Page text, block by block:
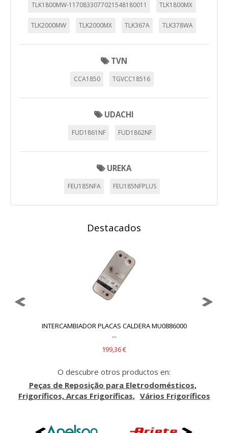
TLK1800MW-1170833077021548180011 TLK1800MX
TLK2000MW TLK2000MX TLK367A TLK378WA
TVN
CCA1850 TGVCC18516
UDACHI
FUD1861NF FUD1862NF
UREKA
FEU185NFA FEU185NFPLUS
Destacados
INTERCAMBIADOR PLACAS CALDERA MU0886000
...
199,36 €
O descubre otros productos en:
Peças de Reposição para Eletrodomésticos
Frigoríficos, Arcas Frigoríficas
Vários Frigoríficos